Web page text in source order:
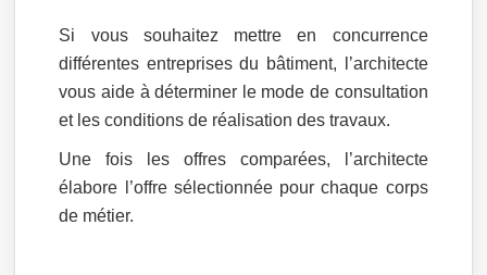
Si vous souhaitez mettre en concurrence
différentes entreprises du bâtiment, l’architecte
vous aide à déterminer le mode de consultation
et les conditions de réalisation des travaux.
Une fois les offres comparées, l’architecte
élabore l’offre sélectionnée pour chaque corps
de métier.